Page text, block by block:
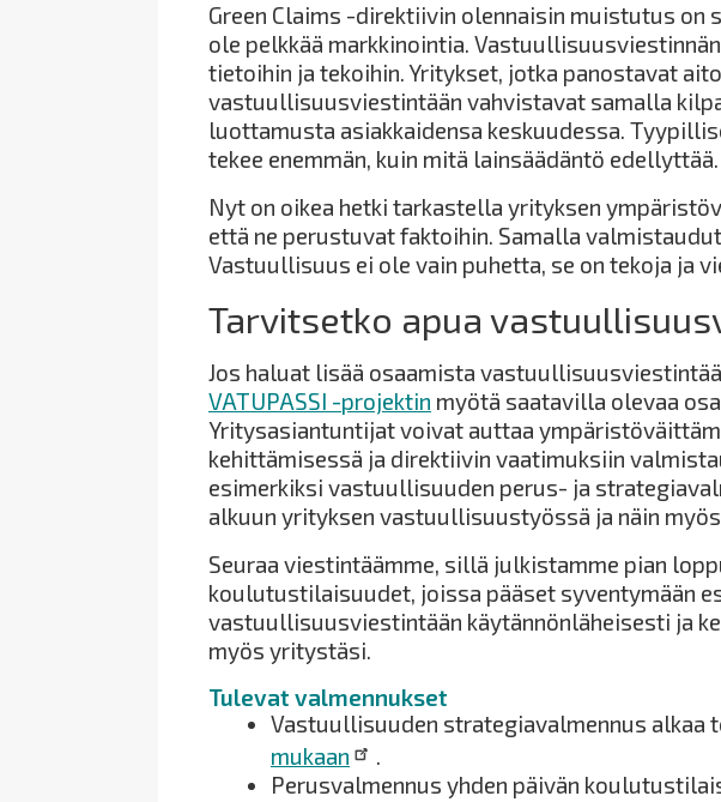
Green Claims -direktiivin olennaisin muistutus
ole pelkkää markkinointia.
tietoihin ja tekoihin. Yritykset, jotka panostavat
vastuullisuusviestintään vahvistavat samalla
luottamusta asiakkaidensa keskuudessa.
tekee enemmän, kuin mitä lainsäädäntö edellyttää.
Nyt on oikea hetki tarkastella yrityksen
että ne perustuvat faktoihin. Samalla
Vastuullisuus ei ole vain puhetta, se on tekoja ja
Tarvitsetko apua
Jos haluat lisää osaamista
VATUPASSI -projektin myötä saatavilla olevaa
Yritysasiantuntijat voivat auttaa
kehittämisessä ja direktiivin vaatimuksiin
esimerkiksi vastuullisuuden perus- ja
alkuun yrityksen vastuullisuustyössä ja näin
Seuraa viestintäämme, sillä julkistamme pian
koulutustilaisuudet, joissa pääset syventymään
vastuullisuusviestintään käytännönläheisesti ja
myös yritystäsi.
Tulevat valmennukset
Vastuullisuuden strategiavalmennus alkaa
mukaan
.
Perusvalmennus yhden päivän